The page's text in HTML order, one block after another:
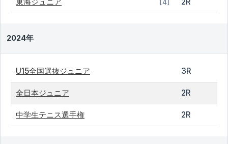
[4]
2024年
U15全国選抜ジュニア 3R
全日本ジュニア 2R
中学生テニス選手権 2R